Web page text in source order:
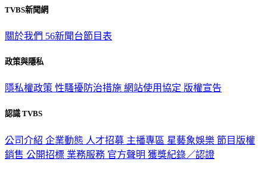
TVBS新聞網
關於我們 56新聞台節目表
政策與隱私
隱私權政策 性騷擾防治措施 網站使用協定 版權宣告
認識 TVBS
公司介紹 企業動態 人才招募 主播專區 星藝象娛樂 節目版權
銷售 公開招標 業務服務 官方聲明 獲獎紀錄／認證